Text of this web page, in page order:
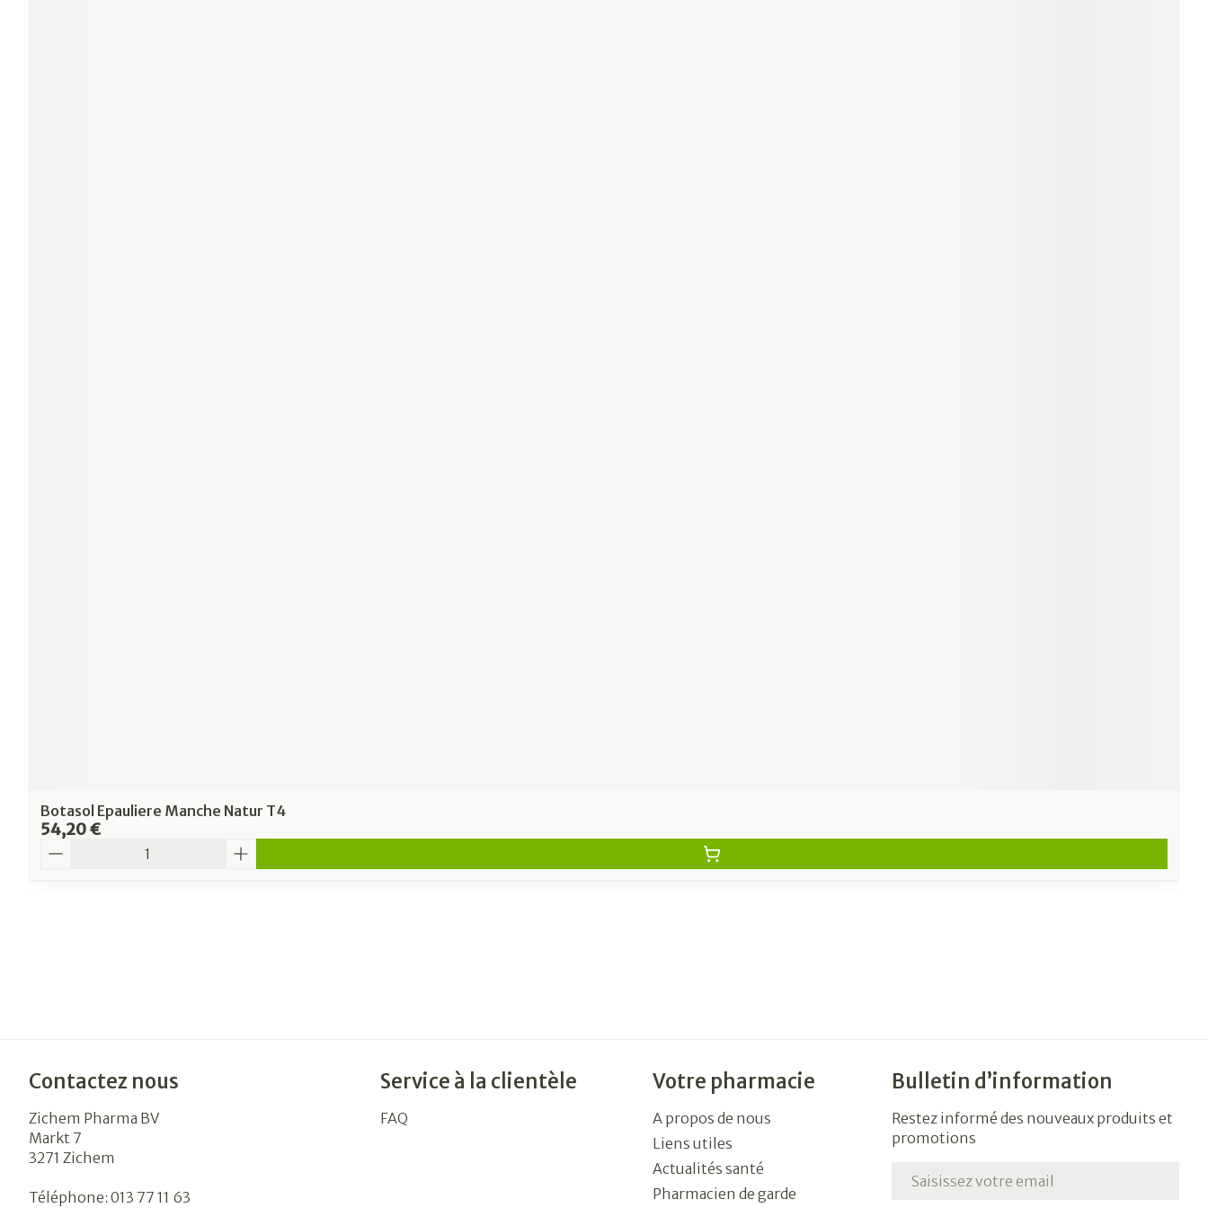
Botasol Epauliere Manche Natur T4
54,20 €
Contactez nous
Zichem Pharma BV
Markt 7
3271 Zichem
Téléphone: 013 77 11 63
Service à la clientèle
FAQ
Votre pharmacie
A propos de nous
Liens utiles
Actualités santé
Pharmacien de garde
Bulletin d’information
Restez informé des nouveaux produits et
promotions
Adresse mail